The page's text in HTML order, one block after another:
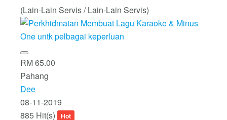
(Lain-Lain Servis / Lain-Lain Servis)
RM 65.00
Pahang
Dee
08-11-2019
885 Hit(s)
Hot